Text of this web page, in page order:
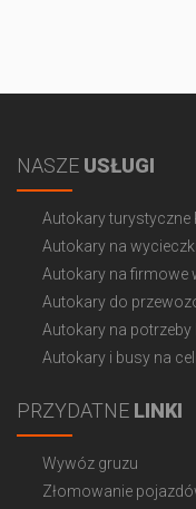
NASZE USŁUGI
Autokary turystyczne
Autokary na
Autokary na firmowe
Autokary do
Autokary na
Autokary i busy na
PRZYDATNE LINKI
Wywóz gruzu
Złomowanie